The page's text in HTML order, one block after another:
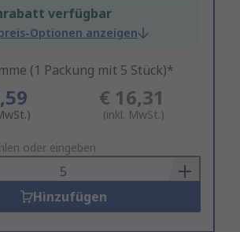
verfügbar
Optionen anzeigen
(1 Packung mit 5 Stück)*
€ 16,31
(inkl. MwSt.)
oder eingeben
Hinzufügen